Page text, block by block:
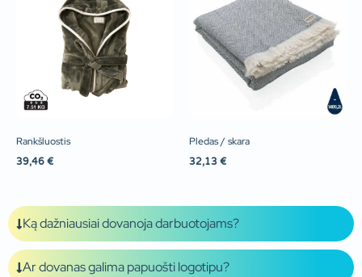
Rankšluostis
39,46 €
Pledas / skara
32,13 €
Ką dažniausiai dovanoja darbuotojams?
Ar dovanas galima papuošti logotipu?